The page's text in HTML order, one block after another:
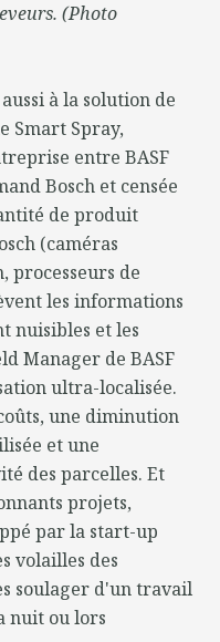
(Photo
à la solution de
Smart Spray,
entre BASF
Bosch et censée
de produit
(caméras
processeurs de
les informations
nuisibles et les
Manager de BASF
ultra-localisée.
une diminution
et une
des parcelles. Et
projets,
par la start-up
volailles des
soulager d'un travail
nuit ou lors